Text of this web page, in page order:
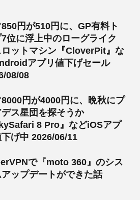
円が510円に、GP有料ト
7位に浮上中のローグライク
ットマシン『CloverPit』な
アプリ値下げセール
08/08
円が4000円に、晩秋にプ
デス星団を探そうか
8 Pro』などiOSアプ
下げ中 2026/06/11
で『moto 360』のシス
ップデートができた話